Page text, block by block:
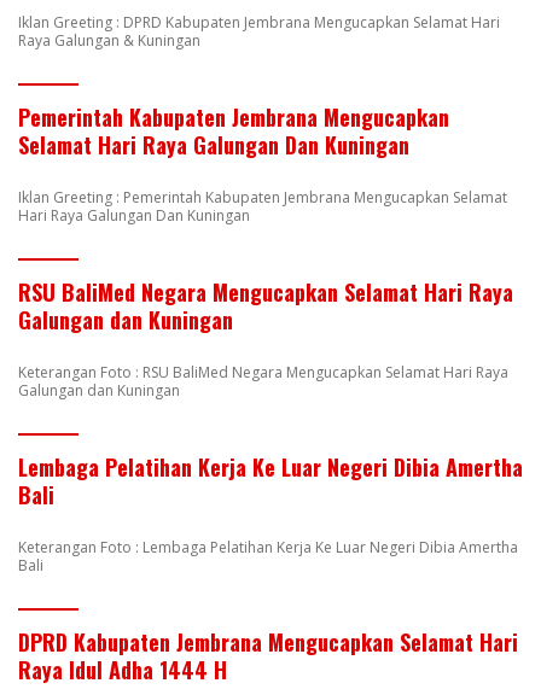
Iklan Greeting : DPRD Kabupaten Jembrana Mengucapkan Selamat Hari
Raya Galungan & Kuningan
Pemerintah Kabupaten Jembrana Mengucapkan
Selamat Hari Raya Galungan Dan Kuningan
Iklan Greeting : Pemerintah Kabupaten Jembrana Mengucapkan Selamat
Hari Raya Galungan Dan Kuningan
RSU BaliMed Negara Mengucapkan Selamat Hari Raya
Galungan dan Kuningan
Keterangan Foto : RSU BaliMed Negara Mengucapkan Selamat Hari Raya
Galungan dan Kuningan
Lembaga Pelatihan Kerja Ke Luar Negeri Dibia Amertha
Bali
Keterangan Foto : Lembaga Pelatihan Kerja Ke Luar Negeri Dibia Amertha
Bali
DPRD Kabupaten Jembrana Mengucapkan Selamat Hari
Raya Idul Adha 1444 H